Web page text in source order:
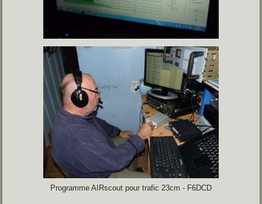
Programme AIRscout pour trafic 23cm - F6DCD